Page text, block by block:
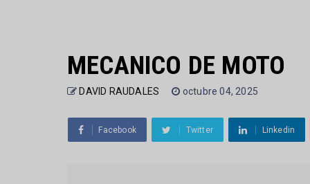
MECANICO DE MOTO
DAVID RAUDALES octubre 04, 2025
Facebook Twitter Linkedin